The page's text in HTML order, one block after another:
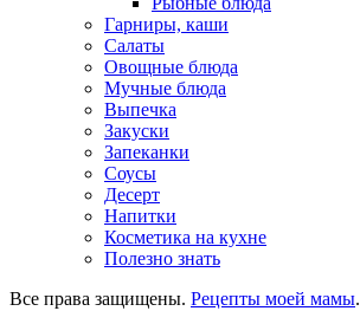
Гарниры, каши
Салаты
Овощные блюда
Мучные блюда
Выпечка
Закуски
Запеканки
Соусы
Десерт
Напитки
Косметика на кухне
Полезно знать
Все права защищены. Рецепты моей мамы.